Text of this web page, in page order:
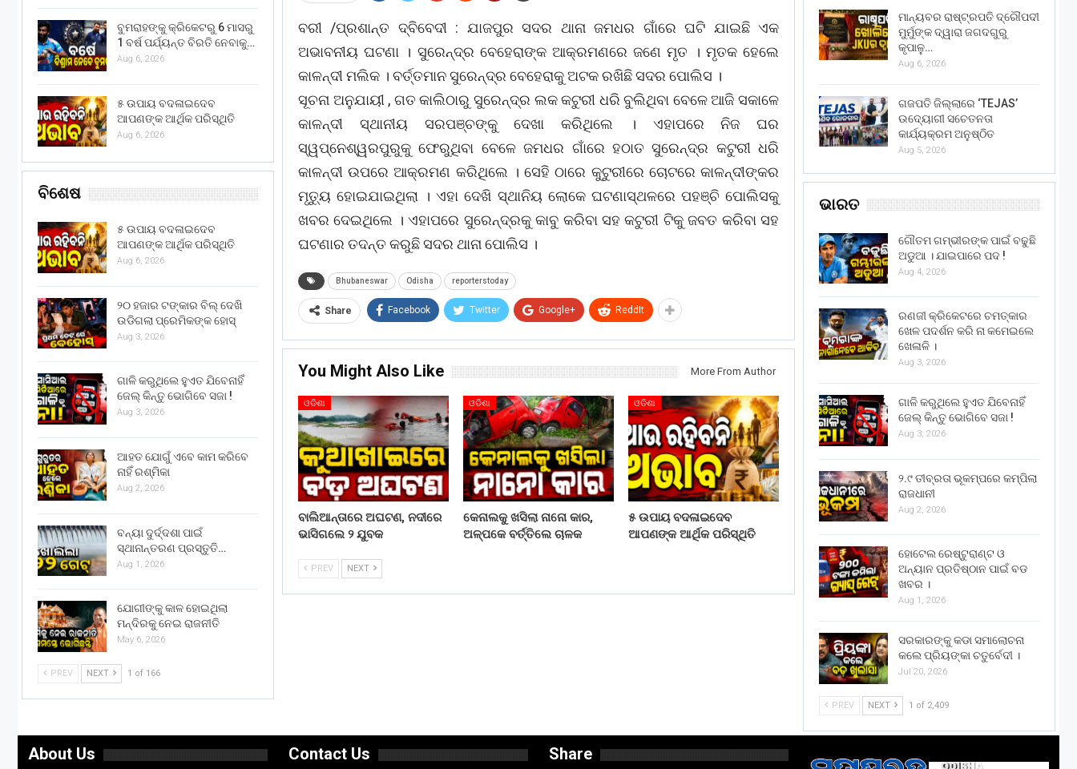
ବରୀ /ପ୍ରଶାନ୍ତ ଦ୍ବିବେଦୀ : ଯାଜପୁର ସଦର ଥାନା ଜମଧର ଗାଁରେ ଘଟି ଯାଇଛି ଏକ
ଅଭାବନୀୟ ଘଟଣା । ସୁରେନ୍ଦ୍ର ବେହେରାଙ୍କ ଆକ୍ରମଣରେ ଜଣେ ମୃତ । ମୃତକ ହେଲେ
କାଳନ୍ଦୀ ମଲିକ । ବର୍ତ୍ତମାନ ସୁରେନ୍ଦ୍ର ବେହେରାକୁ ଅଟକ ରଖିଛି ସଦର ପୋଲିସ ।
ସୂଚନା ଅନୁଯାୟୀ , ଗତ କାଲିଠାରୁ ସୁରେନ୍ଦ୍ର ଲକ କଟୁରୀ ଧରି ବୁଲିଥିବା ବେଳେ ଆଜି ସକାଳେ
କାଳନ୍ଦୀ ସ୍ଥାନୀୟ ସରପଞ୍ଚଙ୍କୁ ଦେଖା କରିଥିଲେ । ଏହାପରେ ନିଜ ଘର
ସ୍ୱପ୍ନେଶ୍ୱରପୁରୁକୁ ଫେରୁଥିବା ବେଳେ ଜମଧର ଗାଁରେ ହଠାତ ସୁରେନ୍ଦ୍ର କଟୁରୀ ଧରି
କାଳନ୍ଦୀ ଉପରେ ଆକ୍ରମଣ କରିଥିଲେ । ସେହି ଠାରେ କୁଟୁରୀରେ ଚୋଟରେ କାଳନ୍ଦୀଙ୍କର
ମୃତ୍ୟୁ ହୋଇଯାଇଥିଲା । ଏହା ଦେଖି ସ୍ଥାନିୟ ଲୋକେ ଘଟଣାସ୍ଥଳରେ ପହଞ୍ଚି ପୋଲିସକୁ
ଖବର ଦେଇଥିଲେ । ଏହାପରେ ସୁରେନ୍ଦ୍ରକୁ କାବୁ କରିବା ସହ କଟୁରୀ ଟିକୁ ଜବତ କରିବା ସହ
ଘଟଣାର ତଦନ୍ତ କରୁଛି ସଦର ଥାନା ପୋଲିସ ।
Bhubaneswar Odisha reporterstoday
Share Facebook Twitter Google+ ReddIt
You Might Also Like More From Author
ଓଡିଶା
ବାଲିଆନ୍ତାରେ ଅଘଟଣ, ନଦୀରେ
ଭାସିଗଲେ ୨ ଯୁବକ
ଓଡିଶା
କେନାଲକୁ ଖସିଲା ନାନୋ କାର,
ଅଳ୍ପକେ ବର୍ତ୍ତିଲେ ଚାଳକ
ଓଡିଶା
୫ ଉପାୟ ବଦଳାଇଦେବ
ଆପଣଙ୍କ ଆର୍ଥିକ ପରିସ୍ଥିତି
PREV NEXT
ମାନ୍ୟବର ରାଷ୍ଟ୍ରପତି ଦ୍ରୌପଦୀ
ମୁର୍ମୁଙ୍କ ଦ୍ୱାରା ଜଗଦଗୁରୁ
କୃପାଳୁ…
Aug 6, 2026
ଗଜପତି ଜିଲ୍ଲାରେ ‘TEJAS’
ଉଦ୍ୟୋଗୀ ସଚେତନତା
କାର୍ଯ୍ୟକ୍ରମ ଅନୁଷ୍ଠିତ
Aug 5, 2026
ଭାରତ
ଗୌତମ ଗମ୍ଭୀରଙ୍କ ପାଇଁ ବଢୁଛି
ଅଡୁଆ । ଯାଇପାରେ ପଦ !
Aug 4, 2026
ରଣଜୀ କ୍ରିକେଟରେ ଚମତ୍କାର
ଖେଳ ପଦର୍ଶନ କରି ନା କମେଇଲେ
ଖେଳାଳି ।
Aug 3, 2026
ଗାଳି କରୁଥିଲେ ହୁଏତ ଯିବେନାହିଁ
ଜେଲ୍ କିନ୍ତୁ ଭୋଗିବେ ସଜା !
Aug 3, 2026
୨.୯ ତୀବ୍ରତା ଭୂକମ୍ପରେ କମ୍ପିଲା
ରାଜଧାନୀ
Aug 2, 2026
ହୋଟେଲ ରେଷ୍ଟୁରାଣ୍ଟ ଓ
ଅନ୍ୟାନ ପ୍ରତିଷ୍ଠାନ ପାଇଁ ବଡ
ଖବର ।
Aug 1, 2026
ସରକାରଙ୍କୁ କଡା ସମାଲୋଚନା
କଲେ ପ୍ରିୟଙ୍କା ଚତୁର୍ବେଦୀ ।
Jul 20, 2026
PREV NEXT 1 of 2,409
ବୁମରାହଙ୍କୁ କ୍ରିକେଟରୁ 6 ମାସରୁ
1 ବର୍ଷ ପର୍ଯ୍ୟନ୍ତ ବିରତି ନେବାକୁ…
Aug 6, 2026
୫ ଉପାୟ ବଦଳାଇଦେବ
ଆପଣଙ୍କ ଆର୍ଥିକ ପରିସ୍ଥିତି
Aug 6, 2026
ବିଶେଷ
୫ ଉପାୟ ବଦଳାଇଦେବ
ଆପଣଙ୍କ ଆର୍ଥିକ ପରିସ୍ଥିତି
Aug 6, 2026
୨୦ ହଜାର ଟଙ୍କାର ବିଲ୍ ଦେଖି
ଉଡିଗଲା ପ୍ରେମିକଙ୍କ ହୋସ୍
Aug 3, 2026
ଗାଳି କରୁଥିଲେ ହୁଏତ ଯିବେନାହିଁ
ଜେଲ୍ କିନ୍ତୁ ଭୋଗିବେ ସଜା !
Aug 3, 2026
ଆହତ ଯୋଗୁଁ ଏବେ କାମ କରିବେ
ନାହିଁ ରଶ୍ମିକା
Aug 2, 2026
ବନ୍ୟା ଦୁର୍ଦ୍ଦଶା ପାଇଁ
ସ୍ଥାନାନ୍ତରଣ ପ୍ରସ୍ତୁତି…
Aug 1, 2026
ଯୋଗୀଙ୍କୁ କାଳ ହୋଇଥିଲା
ମନ୍ଦିରକୁ ନେଇ ରାଜନୀତି
May 6, 2026
PREV NEXT 1 of 166
About Us Contact Us Share